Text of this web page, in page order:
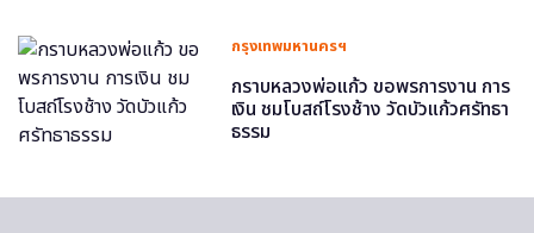
กรุงเทพมหานครฯ
กราบหลวงพ่อแก้ว ขอพรการงาน การ
เงิน ชมโบสถ์โรงช้าง วัดบัวแก้วศรัทธา
ธรรม